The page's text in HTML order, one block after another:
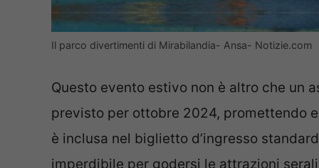
Il parco divertimenti di Mirabilandia- Ansa- Notizie.com
Questo evento estivo non è altro che un
previsto per ottobre 2024, promettendo
è inclusa nel biglietto d’ingresso
imperdibile per godersi le attrazioni